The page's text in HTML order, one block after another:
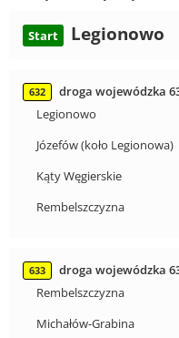
Start Legionowo
632
droga wojewódzka
Legionowo
Józefów (koło Legionowa)
Kąty Węgierskie
Rembelszczyzna
633
droga wojewódzka
Rembelszczyzna
Michałów-Grabina